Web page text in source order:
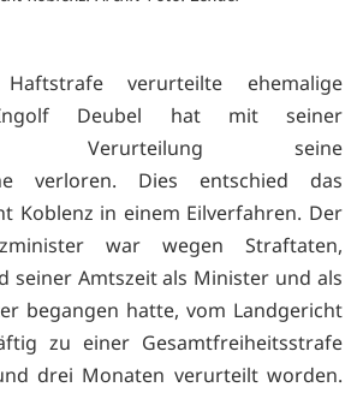
verurteilte ehemalige
Ingolf Deubel hat mit seiner
Verurteilung seine
verloren. Dies entschied das
Koblenz in einem Eilverfahren. Der
war wegen Straftaten,
seiner Amtszeit als Minister und als
begangen hatte, vom Landgericht
zu einer Gesamtfreiheitsstrafe
drei Monaten verurteilt worden.